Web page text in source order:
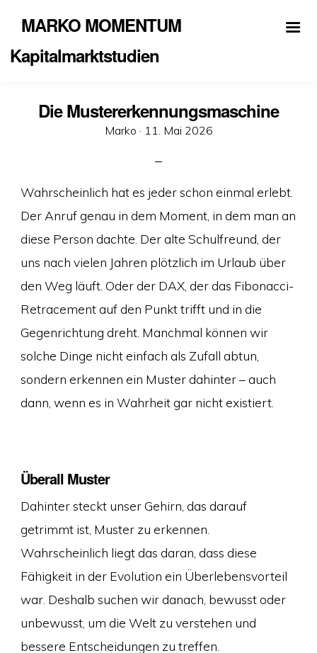
MARKO MOMENTUM
Kapitalmarktstudien
Die Mustererkennungsmaschine
Marko · Veröffentlicht
11. Mai 2026
Wahrscheinlich hat es jeder schon einmal erlebt.
Der Anruf genau in dem Moment, in dem man an
diese Person dachte. Der alte Schulfreund, der
uns nach vielen Jahren plötzlich im Urlaub über
den Weg läuft. Oder der DAX, der das Fibonacci-
Retracement auf den Punkt trifft und in die
Gegenrichtung dreht. Manchmal können wir
solche Dinge nicht einfach als Zufall abtun,
sondern erkennen ein Muster dahinter – auch
dann, wenn es in Wahrheit gar nicht existiert.
Überall Muster
Dahinter steckt unser Gehirn, das darauf
getrimmt ist, Muster zu erkennen.
Wahrscheinlich liegt das daran, dass diese
Fähigkeit in der Evolution ein Überlebensvorteil
war. Deshalb suchen wir danach, bewusst oder
unbewusst, um die Welt zu verstehen und
bessere Entscheidungen zu treffen.